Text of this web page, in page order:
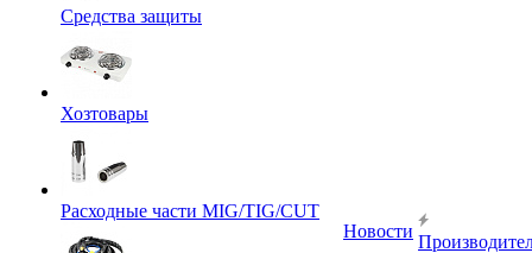
Средства защиты
Хозтовары
Расходные части MIG/TIG/CUT
Новости